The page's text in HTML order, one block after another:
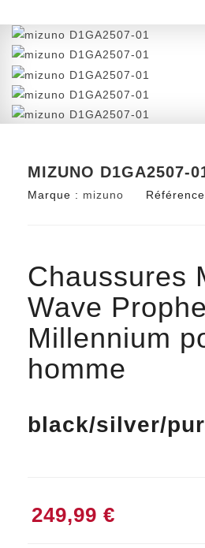
MIZUNO D1GA2507-
Marque : mizuno
Chaussures
Wave
Millennium
homme
black/silver/
249,99 €